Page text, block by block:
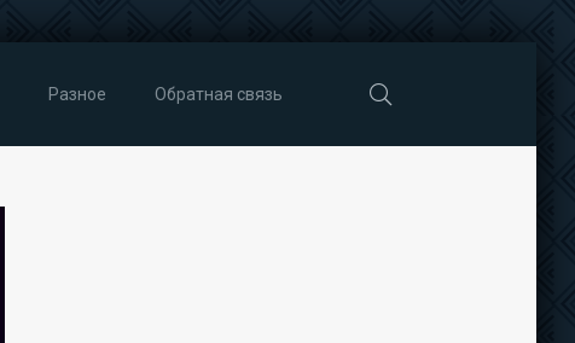
Разное Обратная связь